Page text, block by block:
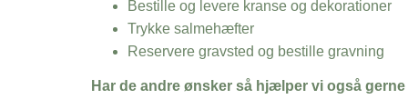
Bestille og levere kranse og dekorationer
Trykke salmehæfter
Reservere gravsted og bestille gravning
Har de andre ønsker så hjælper vi også gerne